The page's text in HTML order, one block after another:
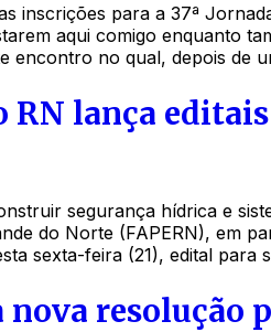
inscrições para a 37ª
aqui comigo enquanto
encontro no qual, depois de
RN lança
segurança hídrica e
do Norte (FAPERN), em
sexta-feira (21), edital
nova resolução